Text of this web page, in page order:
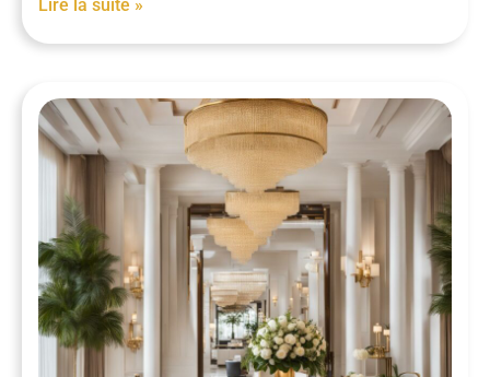
Lire la suite »